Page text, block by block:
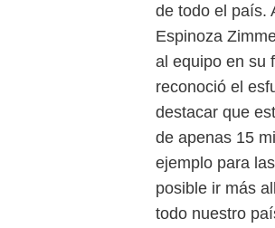
de todo el país.
Espinoza
al equipo en su
reconoció el
destacar que
de apenas 15
ejemplo para
posible ir más
todo nuestro